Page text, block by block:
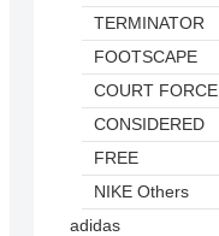
TERMINATOR
FOOTSCAPE
COURT FORCE
CONSIDERED
FREE
NIKE Others
adidas